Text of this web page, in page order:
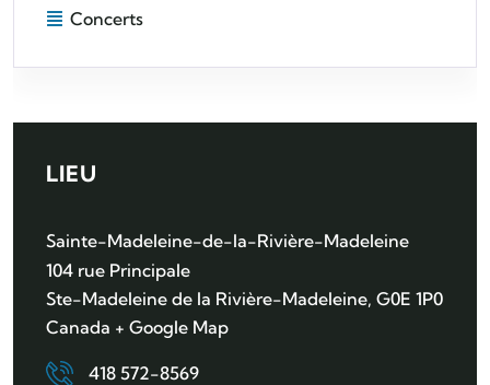
Concerts
LIEU
Sainte-Madeleine-de-la-Rivière-Madeleine
104 rue Principale
Ste-Madeleine de la Rivière-Madeleine, G0E 1P0
Canada + Google Map
418 572-8569